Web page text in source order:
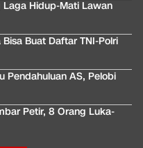
Laga Hidup-Mati Lawan
Buat Daftar TNI-Polri
Pendahuluan AS, Pelobi
Petir, 8 Orang Luka-